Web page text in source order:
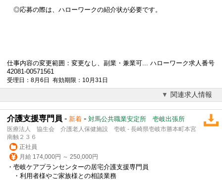
◎応募の際は、ハローワークの紹介状が必要です。
仕事内容の変更範囲：変更なし、副業・兼業可... ハローワーク求人番号
42081-00571561
受理日：8月6日 有効期限：10月31日
関連求人情報
介護支援専門員 - 新着 - 対馬公共職業安定所 壱岐出張所
医療法人 協生会 介護老人保健施設 壱岐 - 長崎県壱岐市勝本町本宮
南触２３６
正社員
月給 174,000円 ～ 250,000円
・壱岐ケアプランセンターの居宅介護支援専門員
・利用者様やご家族様との相談業務